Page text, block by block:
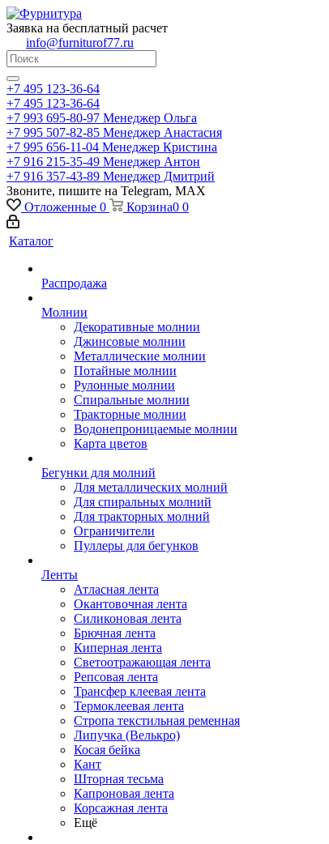
Заявка на бесплатный расчет
info@furniturof77.ru
+7 495 123-36-64
+7 495 123-36-64
+7 993 695-80-97 Менеджер Ольга
+7 995 507-82-85 Менеджер Анастасия
+7 995 656-11-04 Менеджер Кристина
+7 916 215-35-49 Менеджер Антон
+7 916 357-43-89 Менеджер Дмитрий
Звоните, пишите на Telegram, MAX
Отложенные 0 Корзина0 0
Каталог
Распродажа
Молнии
Декоративные молнии
Джинсовые молнии
Металлические молнии
Потайные молнии
Рулонные молнии
Спиральные молнии
Тракторные молнии
Водонепроницаемые молнии
Карта цветов
Бегунки для молний
Для металлических молний
Для спиральных молний
Для тракторных молний
Ограничители
Пуллеры для бегунков
Ленты
Атласная лента
Окантовочная лента
Силиконовая лента
Брючная лента
Киперная лента
Светоотражающая лента
Репсовая лента
Трансфер клеевая лента
Термоклеевая лента
Стропа текстильная ременная
Липучка (Велькро)
Косая бейка
Кант
Шторная тесьма
Капроновая лента
Корсажная лента
Ещё